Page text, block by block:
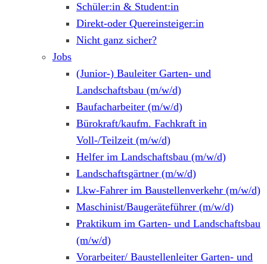
Schüler:in & Student:in
Direkt-oder Quereinsteiger:in
Nicht ganz sicher?
Jobs
(Junior-) Bauleiter Garten- und
Landschaftsbau (m/w/d)
Baufacharbeiter (m/w/d)
Bürokraft/kaufm. Fachkraft in
Voll-/Teilzeit (m/w/d)
Helfer im Landschaftsbau (m/w/d)
Landschaftsgärtner (m/w/d)
Lkw-Fahrer im Baustellenverkehr (m/w/d)
Maschinist/Baugeräteführer (m/w/d)
Praktikum im Garten- und Landschaftsbau
(m/w/d)
Vorarbeiter/ Baustellenleiter Garten- und